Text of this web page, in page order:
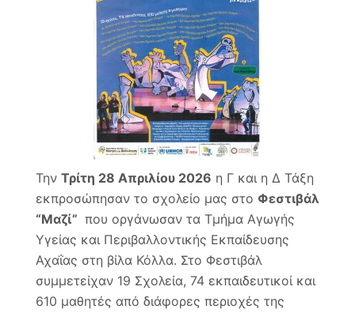
Την Τρίτη 28 Απριλίου 2026 η Γ και η Δ Τάξη
εκπροσώπησαν το σχολείο μας στο Φεστιβάλ
“Μαζί” που οργάνωσαν τα Τμήμα Αγωγής
Υγείας και Περιβαλλοντικής Εκπαίδευσης
Αχαΐας στη βίλα Κόλλα. Στο Φεστιβάλ
συμμετείχαν 19 Σχολεία, 74 εκπαιδευτικοί και
610 μαθητές από διάφορες περιοχές της